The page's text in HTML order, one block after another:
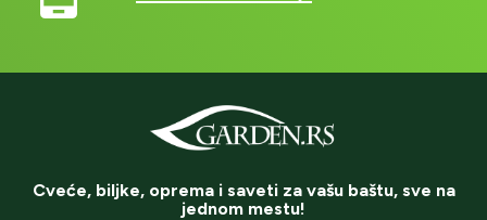
Cveće, biljke, oprema i saveti za vašu baštu, sve na
jednom mestu!